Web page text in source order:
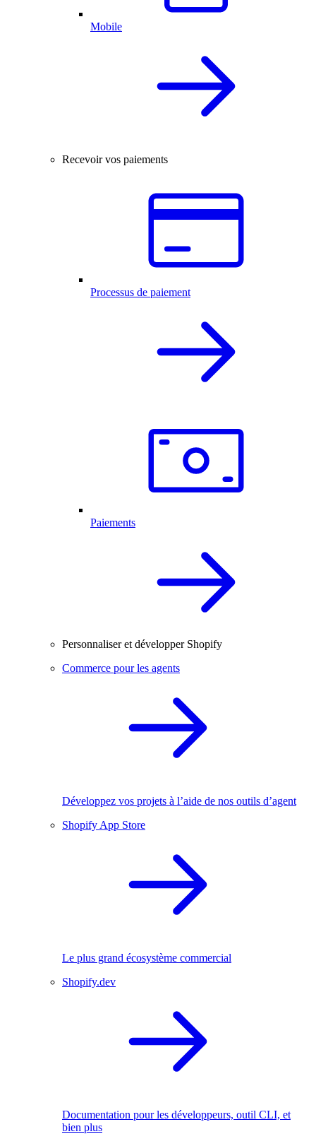
Mobile
Recevoir vos paiements
Processus de paiement
Paiements
Personnaliser et développer Shopify
Commerce pour les agents
Développez vos projets à l’aide de nos outils d’agent
Shopify App Store
Le plus grand écosystème commercial
Shopify.dev
Documentation pour les développeurs, outil CLI, et
bien plus